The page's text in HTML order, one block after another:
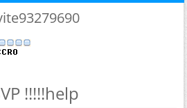
!!!!!help